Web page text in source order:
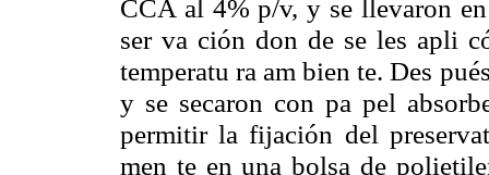
CCA al 4% p/v, y se llevaron
ser va ción don de se les apli
temperatu ra am bien te. Des
y se secaron con pa pel
permitir la fijación del
men te en una bolsa de